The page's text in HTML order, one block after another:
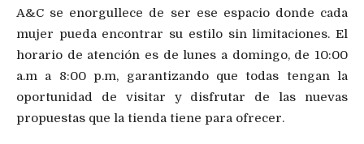
A&C se enorgullece de ser ese espacio donde cada
mujer pueda encontrar su estilo sin limitaciones. El
horario de atención es de lunes a domingo, de 10:00
a.m a 8:00 p.m, garantizando que todas tengan la
oportunidad de visitar y disfrutar de las nuevas
propuestas que la tienda tiene para ofrecer.